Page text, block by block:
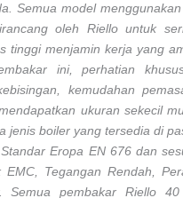
Semua model
oleh Riello untuk
tinggi menjamin kerja yang
ini, perhatian
kemudahan
ukuran sekecil
jenis boiler yang tersedia di
Eropa EN 676 dan
EMC, Tegangan Rendah,
Semua pembakar Riello